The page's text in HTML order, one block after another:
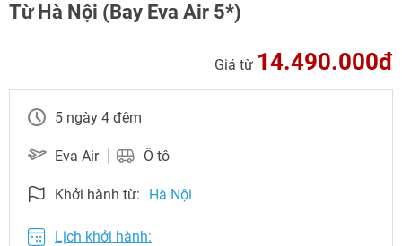
Từ Hà Nội (Bay Eva Air 5*)
Giá từ 14.490.000đ
5 ngày 4 đêm
Eva Air Ô tô
Khởi hành từ: Hà Nội
Lịch khởi hành: